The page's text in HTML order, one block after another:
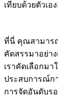
เทียบด้วยตัวเอ
ที่นี่ คุณสามาร
คัดสรรมาอย่า
เราคัดเลือกม
ประสบการณ์ก
การจัดอันดับร